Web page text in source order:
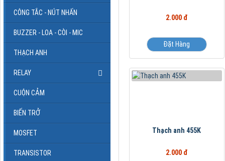
2.000 đ
Đặt Hàng
Thạch anh 455K
2.000 đ
CÔNG TẮC - NÚT NHẤN
BUZZER - LOA - CÒI - MIC
THẠCH ANH
RELAY
CUỘN CẢM
BIẾN TRỞ
MOSFET
TRANSISTOR